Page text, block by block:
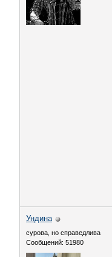
Ундинa
сурова, но справедлива
Сообщений: 51980